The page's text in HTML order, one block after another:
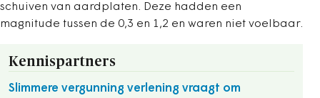
schuiven van aardplaten. Deze hadden een
magnitude tussen de 0,3 en 1,2 en waren niet voelbaar.
Kennispartners
Slimmere vergunning verlening vraagt om